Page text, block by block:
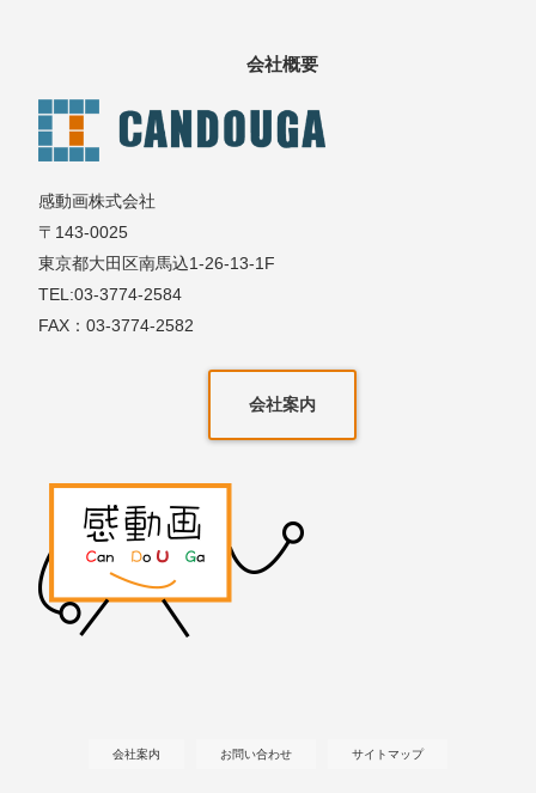
会社概要
感動画株式会社
〒143-0025
東京都大田区南馬込1-26-13-1F
TEL:03-3774-2584
FAX：03-3774-2582
会社案内
会社案内 お問い合わせ サイトマップ